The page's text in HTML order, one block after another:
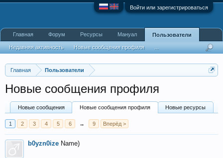
Войти или зарегистрироваться
Главная Пользователи
Новые сообщения профиля
Новые сообщения Новые сообщения профиля Новые ресурсы
1 2 3 4 5 6 → 9 Вперёд >
b0yzn0ize Name)
Главная Форум Ресурсы Мануал Пользователи
Недавняя активность Новые сообщения профиля